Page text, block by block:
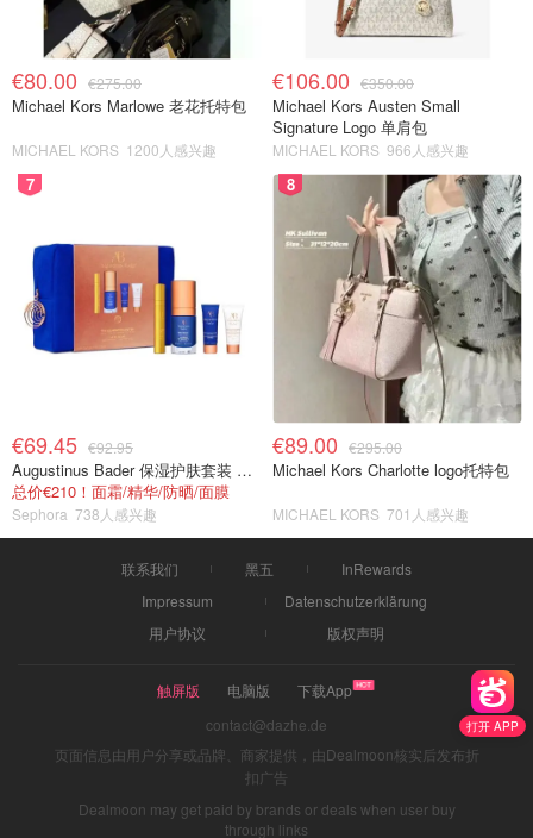
打开 APP
€80.00 €275.00
Michael Kors Marlowe 老花托特包
MICHAEL KORS 1200人感兴趣
€106.00 €350.00
Michael Kors Austen Small
Signature Logo 单肩包
MICHAEL KORS 966人感兴趣
7
€69.45 €92.95
Augustinus Bader 保湿护肤套装 TFC8®
总价€210！面霜/精华/防晒/面膜
Sephora 738人感兴趣
8
€89.00 €295.00
Michael Kors Charlotte logo托特包
MICHAEL KORS 701人感兴趣
联系我们 黑五
InRewards
Impressum
Datenschutzerklärung
用户协议
版权声明
触屏版 电脑版
下载App
contact@dazhe.de
页面信息由用户分享或品牌、商家提供，由Dealmoon核实后发布折
扣广告
Dealmoon may get paid by brands or deals when user buy
through links